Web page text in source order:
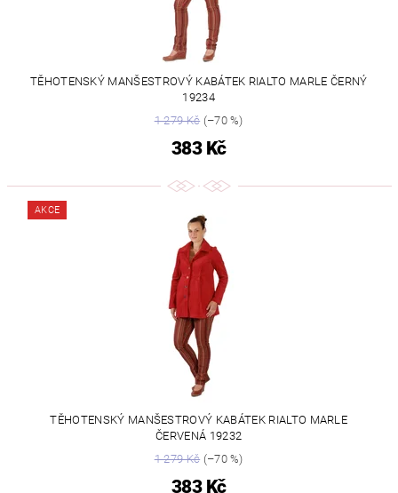
TĚHOTENSKÝ MANŠESTROVÝ KABÁTEK RIALTO MARLE ČERNÝ
19234
1 279 Kč(–70 %)
383 Kč
AKCE
TĚHOTENSKÝ MANŠESTROVÝ KABÁTEK RIALTO MARLE
ČERVENÁ 19232
1 279 Kč(–70 %)
383 Kč